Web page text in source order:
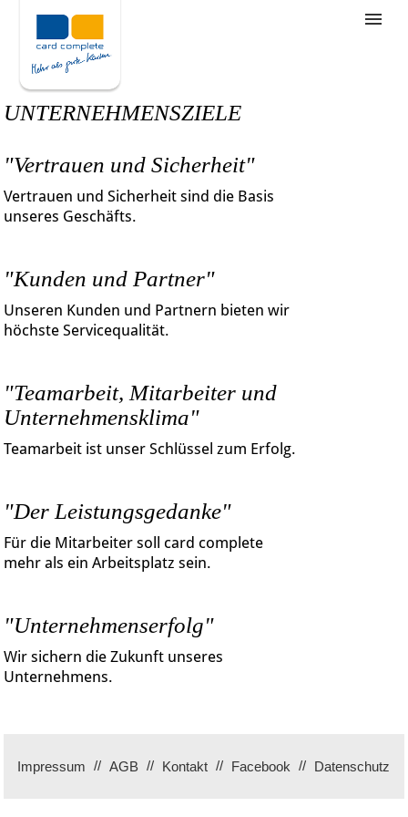
Stellenangebote
Unternehmensziele
Wie bewerbe ich mich
UNTERNEHMENSZIELE
"Vertrauen und Sicherheit"
Vertrauen und Sicherheit sind die Basis
unseres Geschäfts.
"Kunden und Partner"
Unseren Kunden und Partnern bieten wir
höchste Servicequalität.
"Teamarbeit, Mitarbeiter und
Unternehmensklima"
Teamarbeit ist unser Schlüssel zum Erfolg.
"Der Leistungsgedanke"
Für die Mitarbeiter soll card complete
mehr als ein Arbeitsplatz sein.
"Unternehmenserfolg"
Wir sichern die Zukunft unseres
Unternehmens.
Impressum AGB Kontakt Facebook Datenschutz